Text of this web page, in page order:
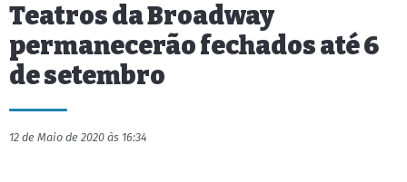
Teatros da Broadway
permanecerão fechados até 6
de setembro
12 de Maio de 2020 às 16:34